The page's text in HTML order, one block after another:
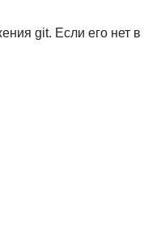
git. Если его нет в